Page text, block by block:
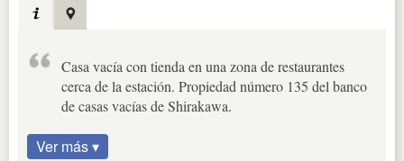
Casa vacía con tienda en una zona de restaurantes
cerca de la estación. Propiedad número 135 del banco
de casas vacías de Shirakawa.
Ver más ▾